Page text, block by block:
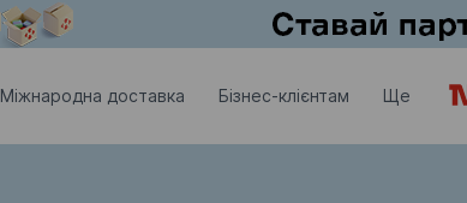
Міжнародна доставка Бізнес-клієнтам Ще